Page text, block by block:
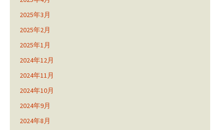
2025年3月
2025年2月
2025年1月
2024年12月
2024年11月
2024年10月
2024年9月
2024年8月